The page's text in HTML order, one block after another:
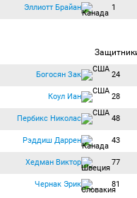
Эллиотт Брайан 1
Богосян Зак 24
Коул Иан 28
Пербикс Николас 48
Рэддиш Даррен 43
Хедман Виктор 77
Чернак Эрик 81